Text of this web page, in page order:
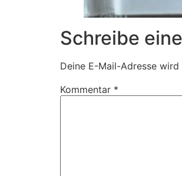
Schreibe
Deine E-Mail-Adresse
Kommentar *